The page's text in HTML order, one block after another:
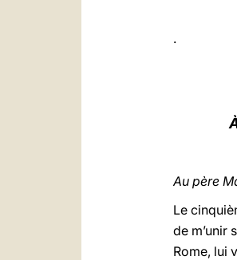
.
Au père
Le
de m’unir
Rome, lui